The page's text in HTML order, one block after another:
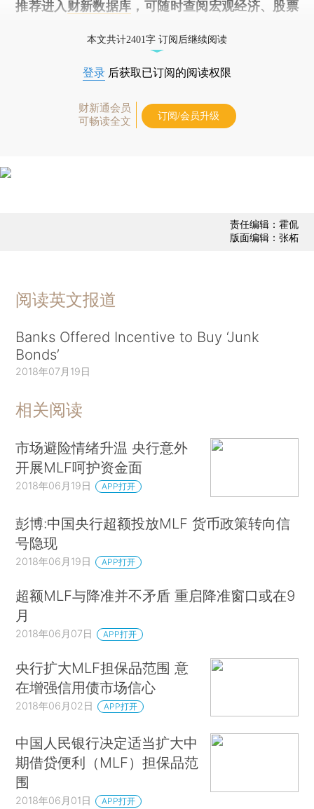
推荐进入 财新数据库 ，可随时查阅宏观经济、股票
本文共计2401字 订阅后继续阅读
登录 后获取已订阅的阅读权限
财新通会员
可畅读全文
订阅/会员升级
责任编辑：霍侃
版面编辑：张柘
阅读英文报道
Banks Offered Incentive to Buy ‘Junk
Bonds’
2018年07月19日
相关阅读
市场避险情绪升温 央行意外
开展MLF呵护资金面
2018年06月19日 APP打开
彭博:中国央行超额投放MLF 货币政策转向信
号隐现
2018年06月19日 APP打开
超额MLF与降准并不矛盾 重启降准窗口或在9
月
2018年06月07日 APP打开
央行扩大MLF担保品范围 意
在增强信用债市场信心
2018年06月02日 APP打开
中国人民银行决定适当扩大中
期借贷便利（MLF）担保品范
围
2018年06月01日 APP打开